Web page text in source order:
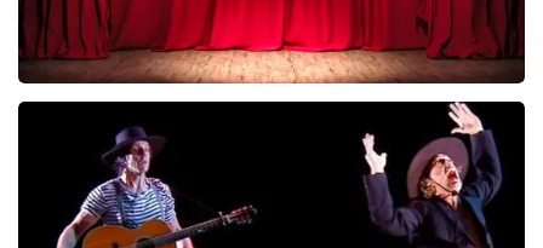
Job Knoester
KOOP TICKETS